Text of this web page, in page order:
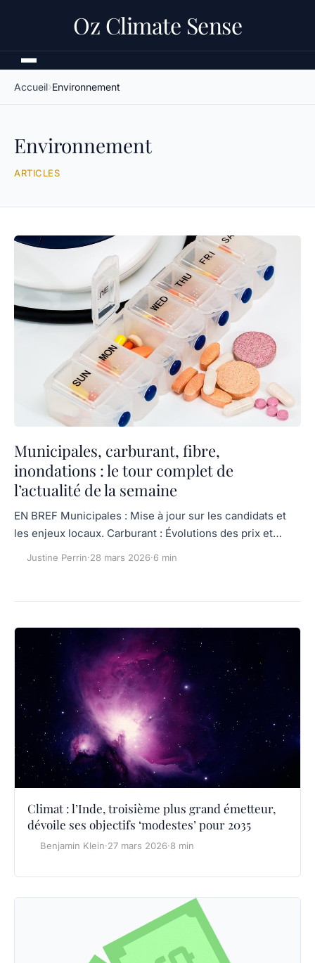
Oz Climate Sense
Accueil Environnement
Environnement
ARTICLES
Municipales, carburant, fibre,
inondations : le tour complet de
l’actualité de la semaine
EN BREF Municipales : Mise à jour sur les candidats et
les enjeux locaux. Carburant : Évolutions des prix et…
Justine Perrin·28 mars 2026·6 min
Climat : l’Inde, troisième plus grand émetteur,
dévoile ses objectifs ‘modestes’ pour 2035
Benjamin Klein·27 mars 2026·8 min